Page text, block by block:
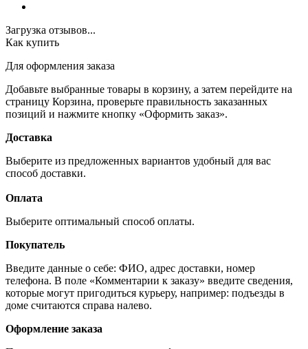
Загрузка отзывов...
Как купить
Для оформления заказа
Добавьте выбранные товары в корзину, а затем перейдите на
страницу Корзина, проверьте правильность заказанных
позиций и нажмите кнопку «Оформить заказ».
Доставка
Выберите из предложенных вариантов удобный для вас
способ доставки.
Оплата
Выберите оптимальный способ оплаты.
Покупатель
Введите данные о себе: ФИО, адрес доставки, номер
телефона. В поле «Комментарии к заказу» введите сведения,
которые могут пригодиться курьеру, например: подъезды в
доме считаются справа налево.
Оформление заказа